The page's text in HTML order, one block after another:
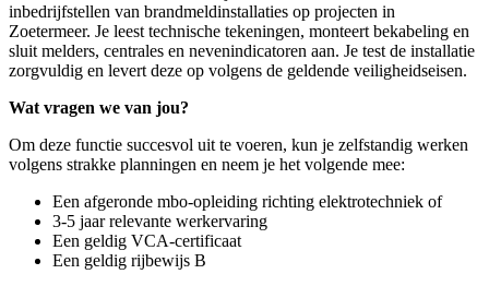
inbedrijfstellen van brandmeldinstallaties op projecten in
Zoetermeer. Je leest technische tekeningen, monteert bekabeling en
sluit melders, centrales en nevenindicatoren aan. Je test de installatie
zorgvuldig en levert deze op volgens de geldende veiligheidseisen.
Wat vragen we van jou?
Om deze functie succesvol uit te voeren, kun je zelfstandig werken
volgens strakke planningen en neem je het volgende mee:
Een afgeronde mbo-opleiding richting elektrotechniek of
3-5 jaar relevante werkervaring
Een geldig VCA-certificaat
Een geldig rijbewijs B